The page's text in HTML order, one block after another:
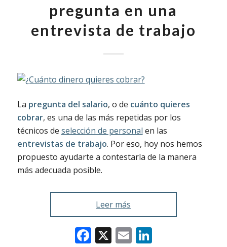
pregunta en una
entrevista de trabajo
La pregunta del salario, o de cuánto quieres
cobrar, es una de las más repetidas por los
técnicos de selección de personal en las
entrevistas de trabajo. Por eso, hoy nos hemos
propuesto ayudarte a contestarla de la manera
más adecuada posible.
Leer más
Facebook
X EmailLinkedIn